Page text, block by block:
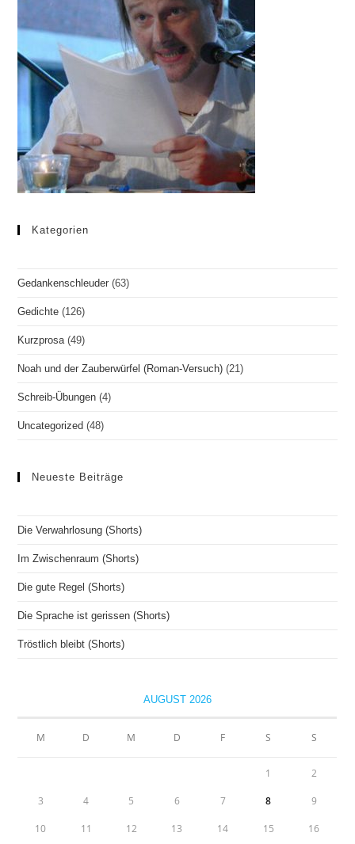
Kategorien
Gedankenschleuder (63)
Gedichte (126)
Kurzprosa (49)
Noah und der Zauberwürfel (Roman-Versuch) (21)
Schreib-Übungen (4)
Uncategorized (48)
Neueste Beiträge
Die Verwahrlosung (Shorts)
Im Zwischenraum (Shorts)
Die gute Regel (Shorts)
Die Sprache ist gerissen (Shorts)
Tröstlich bleibt (Shorts)
AUGUST 2026
M D M D F S S
1 2
3 4 5 6 7 8 9
10 11 12 13 14 15 16